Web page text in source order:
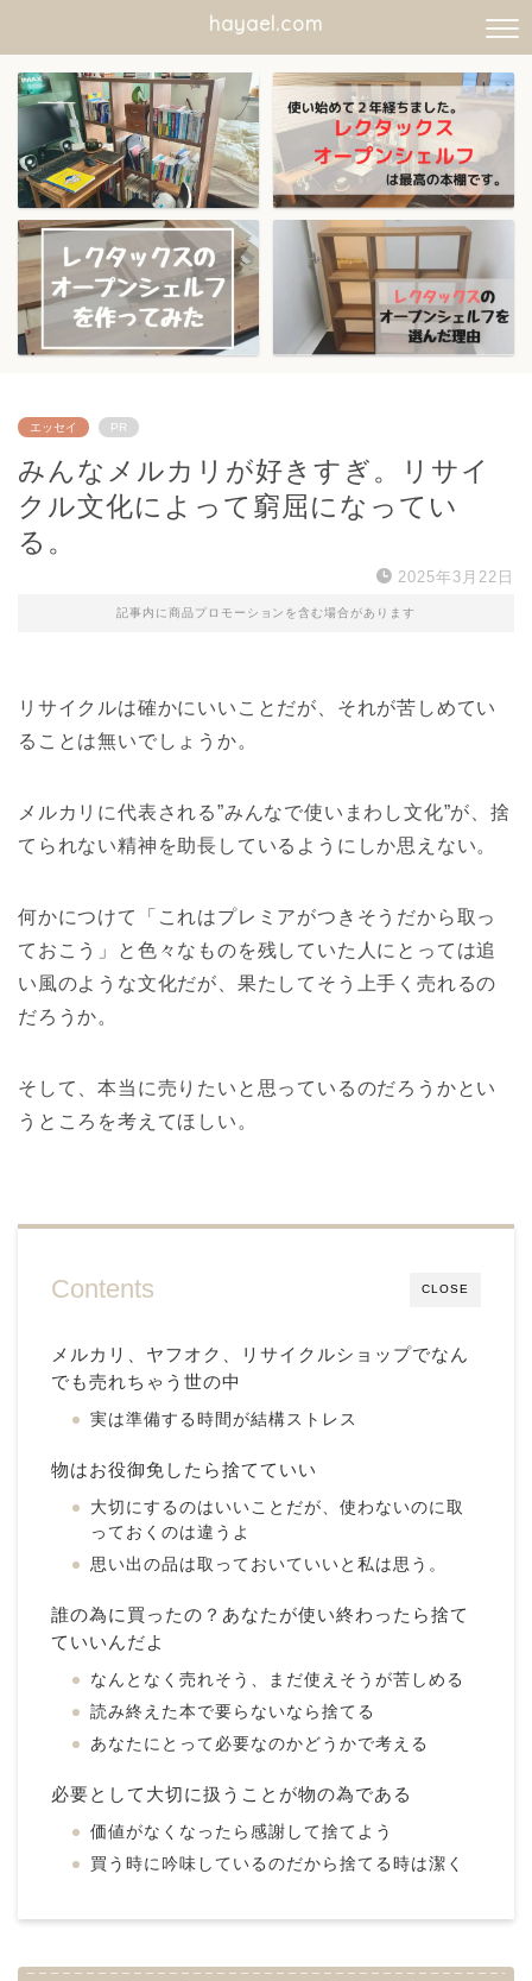
hayael.com
エッセイ PR
みんなメルカリが好きすぎ。リサイ
クル文化によって窮屈になってい
る。
2025年3月22日
記事内に商品プロモーションを含む場合があります
リサイクルは確かにいいことだが、それが苦しめてい
ることは無いでしょうか。
メルカリに代表される”みんなで使いまわし文化”が、捨
てられない精神を助長しているようにしか思えない。
何かにつけて「これはプレミアがつきそうだから取っ
ておこう」と色々なものを残していた人にとっては追
い風のような文化だが、果たしてそう上手く売れるの
だろうか。
そして、本当に売りたいと思っているのだろうかとい
うところを考えてほしい。
CLOSE
Contents
メルカリ、ヤフオク、リサイクルショップでなん
でも売れちゃう世の中
実は準備する時間が結構ストレス
物はお役御免したら捨てていい
大切にするのはいいことだが、使わないのに取
っておくのは違うよ
思い出の品は取っておいていいと私は思う。
誰の為に買ったの？あなたが使い終わったら捨て
ていいんだよ
なんとなく売れそう、まだ使えそうが苦しめる
読み終えた本で要らないなら捨てる
あなたにとって必要なのかどうかで考える
必要として大切に扱うことが物の為である
価値がなくなったら感謝して捨てよう
買う時に吟味しているのだから捨てる時は潔く